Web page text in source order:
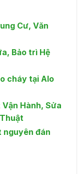
Cư, Văn
Bảo trì Hệ
cháy tại Alo
Hành, Sửa
nguyên đán